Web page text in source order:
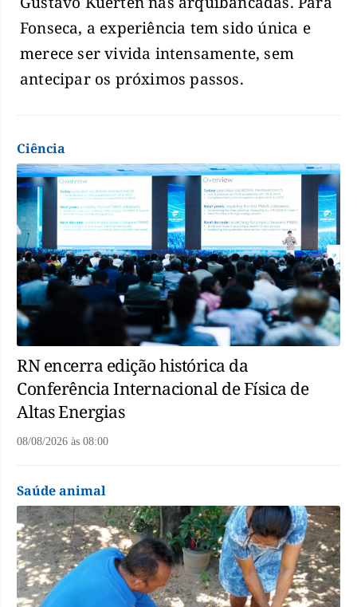
Fonseca, a experiência tem sido única e
merece ser vivida intensamente, sem
antecipar os próximos passos.
Ciência
RN encerra edição histórica da
Conferência Internacional de Física de
Altas Energias
08/08/2026 às 08:00
Saúde animal